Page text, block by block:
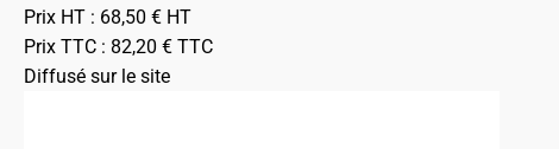
Prix HT : 68,50 € HT
Prix TTC : 82,20 € TTC
Diffusé sur le site